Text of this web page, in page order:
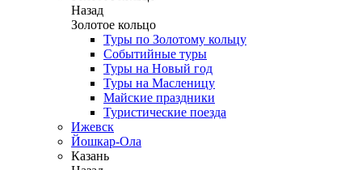
Назад
Золотое кольцо
Туры по Золотому кольцу
Событийные туры
Туры на Новый год
Туры на Масленицу
Майские праздники
Туристические поезда
Ижевск
Йошкар-Ола
Казань